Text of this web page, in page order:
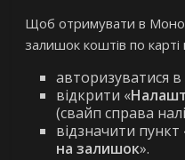
Щоб отримувати в
залишок коштів по карті
авторизуватися
відкрити «
(свайп справа
відзначити пункт
на залишок».